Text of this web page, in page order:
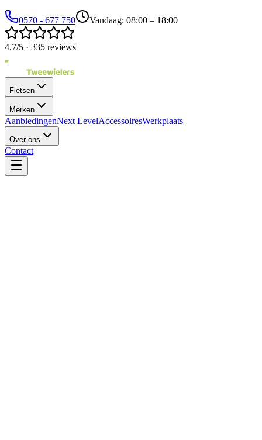
0570 - 677 750 Vandaag: 08:00 – 18:00
4,7/5 · 335 reviews
Fietsen
Merken
AanbiedingenNext LevelAccessoiresWerkplaats
Over ons
Contact